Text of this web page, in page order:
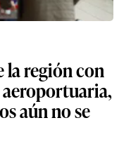
la región con
aún no se